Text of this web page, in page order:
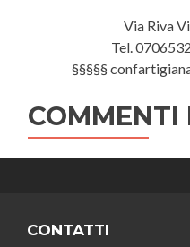
Via Riva
Tel.
§§§§§
COMMENTI
CONTATTI